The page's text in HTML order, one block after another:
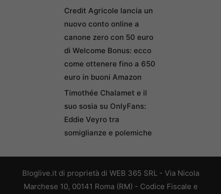
Credit Agricole lancia un
nuovo conto online a
canone zero con 50 euro
di Welcome Bonus: ecco
come ottenere fino a 650
euro in buoni Amazon
Timothée Chalamet e il
suo sosia su OnlyFans:
Eddie Veyro tra
somiglianze e polemiche
Bloglive.it di proprietà di WEB 365 SRL - Via Nicola
Marchese 10, 00141 Roma (RM) - Codice Fiscale e